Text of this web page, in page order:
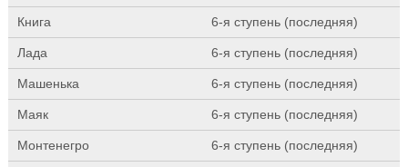
Книга 6-я ступень (последняя)
Лада 6-я ступень (последняя)
Машенька 6-я ступень (последняя)
Маяк 6-я ступень (последняя)
Монтенегро 6-я ступень (последняя)